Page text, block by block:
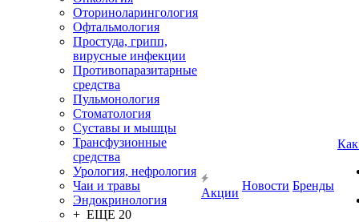
Оториноларингология
Офтальмология
Простуда, грипп,
вирусные инфекции
Противопаразитарные
средства
Пульмонология
Стоматология
Суставы и мышцы
Трансфузионные
средства
Урология, нефрология
Чаи и травы
Эндокринология
+ ЕЩЕ 20
Акции
Новости Бренды